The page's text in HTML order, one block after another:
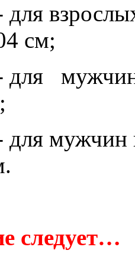
для
см;
для
для мужчин
следует…